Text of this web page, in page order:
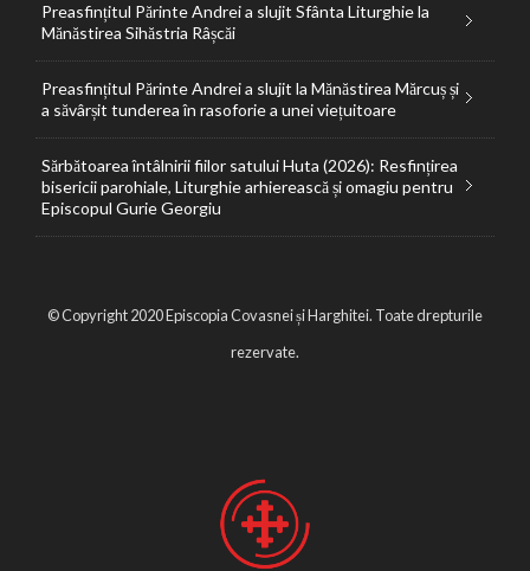
Preasfințitul Părinte Andrei a slujit Sfânta Liturghie la
Mănăstirea Sihăstria Râșcăi
Preasfințitul Părinte Andrei a slujit la Mănăstirea Mărcuș și
a săvârșit tunderea în rasoforie a unei viețuitoare
Sărbătoarea întâlnirii fiilor satului Huta (2026): Resfințirea
bisericii parohiale, Liturghie arhierească și omagiu pentru
Episcopul Gurie Georgiu
© Copyright 2020 Episcopia Covasnei și Harghitei. Toate drepturile
rezervate.